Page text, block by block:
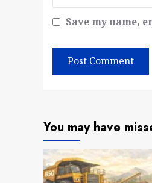
Save my name,
You may have